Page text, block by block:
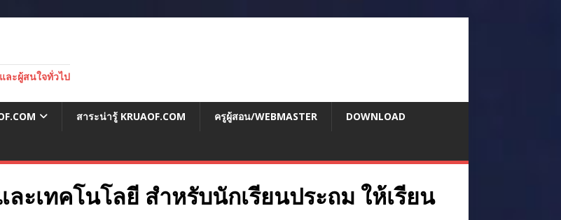
ละผู้สนใจทั่วไป
สาระน่ารู้ KRUAOF.COM ครูผู้สอน/WEBMASTER DOWNLOAD
ะเทคโนโลยี สำหรับนักเรียนประถม ให้เรียน